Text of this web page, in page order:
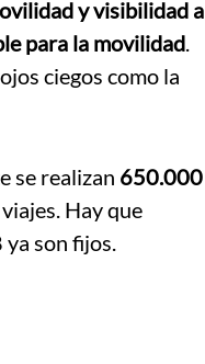
y visibilidad a
para la movilidad.
ciegos como la
se realizan 650.000
Hay que
ya son fijos.